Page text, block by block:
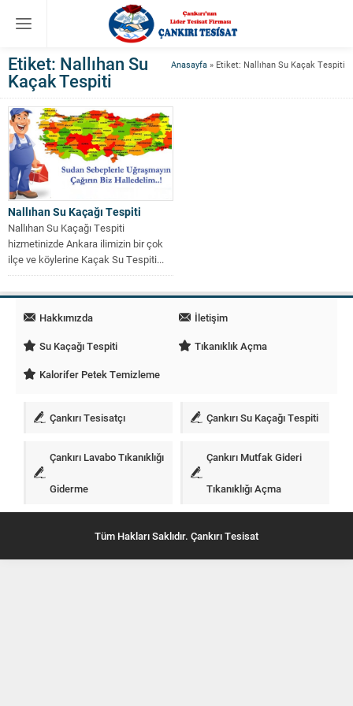
Anasayfa » Etiket: Nallıhan Su Kaçak Tespiti
Etiket: Nallıhan Su
Kaçak Tespiti
Nallıhan Su Kaçağı Tespiti
Nallıhan Su Kaçağı Tespiti
hizmetinizde Ankara ilimizin bir çok
ilçe ve köylerine Kaçak Su Tespiti...
Hakkımızda
İletişim
Su Kaçağı Tespiti
Tıkanıklık Açma
Kalorifer Petek Temizleme
Çankırı Tesisatçı Çankırı Su Kaçağı Tespiti
Çankırı Lavabo Tıkanıklığı
Giderme
Çankırı Mutfak Gideri
Tıkanıklığı Açma
Tüm Hakları Saklıdır. Çankırı Tesisat